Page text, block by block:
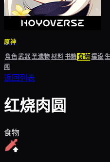
原神
角色武器圣遗物材料书籍食物摆设
闻
返回列表
红烧肉圆
食物